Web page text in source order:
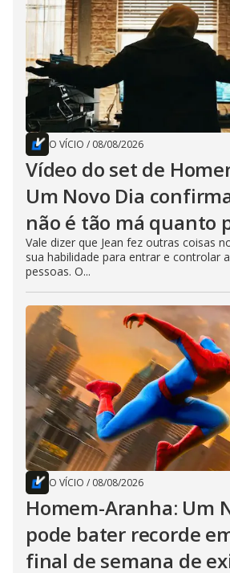
O VÍCIO / 08/08/2026
Vídeo do set de
Um Novo Dia
não é tão má quanto
Vale dizer que Jean fez outras coisas
sua habilidade para entrar e controlar
pessoas. O...
O VÍCIO / 08/08/2026
Homem-Aranha: Um
pode bater recorde
final de semana de